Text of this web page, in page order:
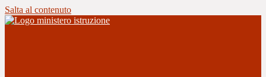
Salta al contenuto